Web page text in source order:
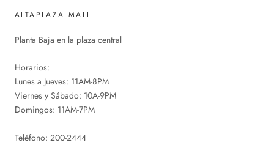
ALTAPLAZA MALL
Planta Baja en la plaza central
Horarios:
Lunes a Jueves: 11AM-8PM
Viernes y Sábado: 10A-9PM
Domingos: 11AM-7PM
Teléfono: 200-2444